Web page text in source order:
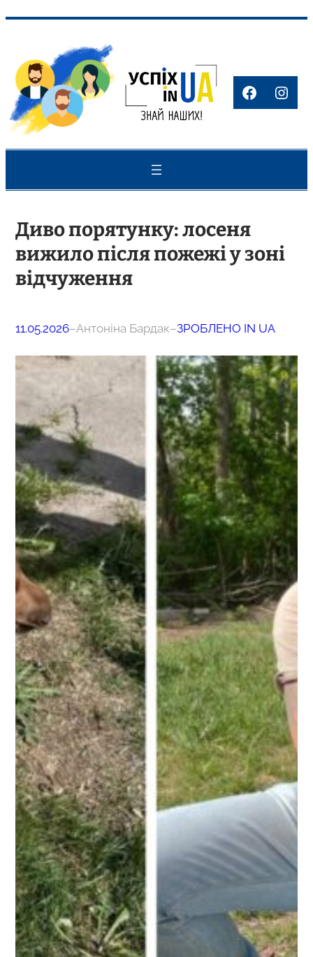
вмісту
Диво порятунку: лосеня
вижило після пожежі у зоні
відчуження
11.05.2026–Антоніна Бардак–ЗРОБЛЕНО IN UA